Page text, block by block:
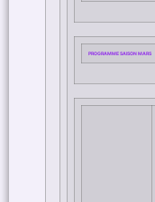
PROGRAMME SAISON MARS